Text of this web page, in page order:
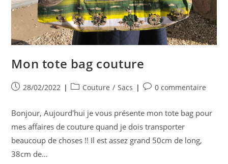
Mon tote bag couture
Publication
28/02/2022
PostCouture / Sacs
Commentaires
publication :
0 commentaire
Bonjour, Aujourd'hui je vous présente mon tote bag pour
mes affaires de couture quand je dois transporter
beaucoup de choses !! Il est assez grand 50cm de long,
38cm de…